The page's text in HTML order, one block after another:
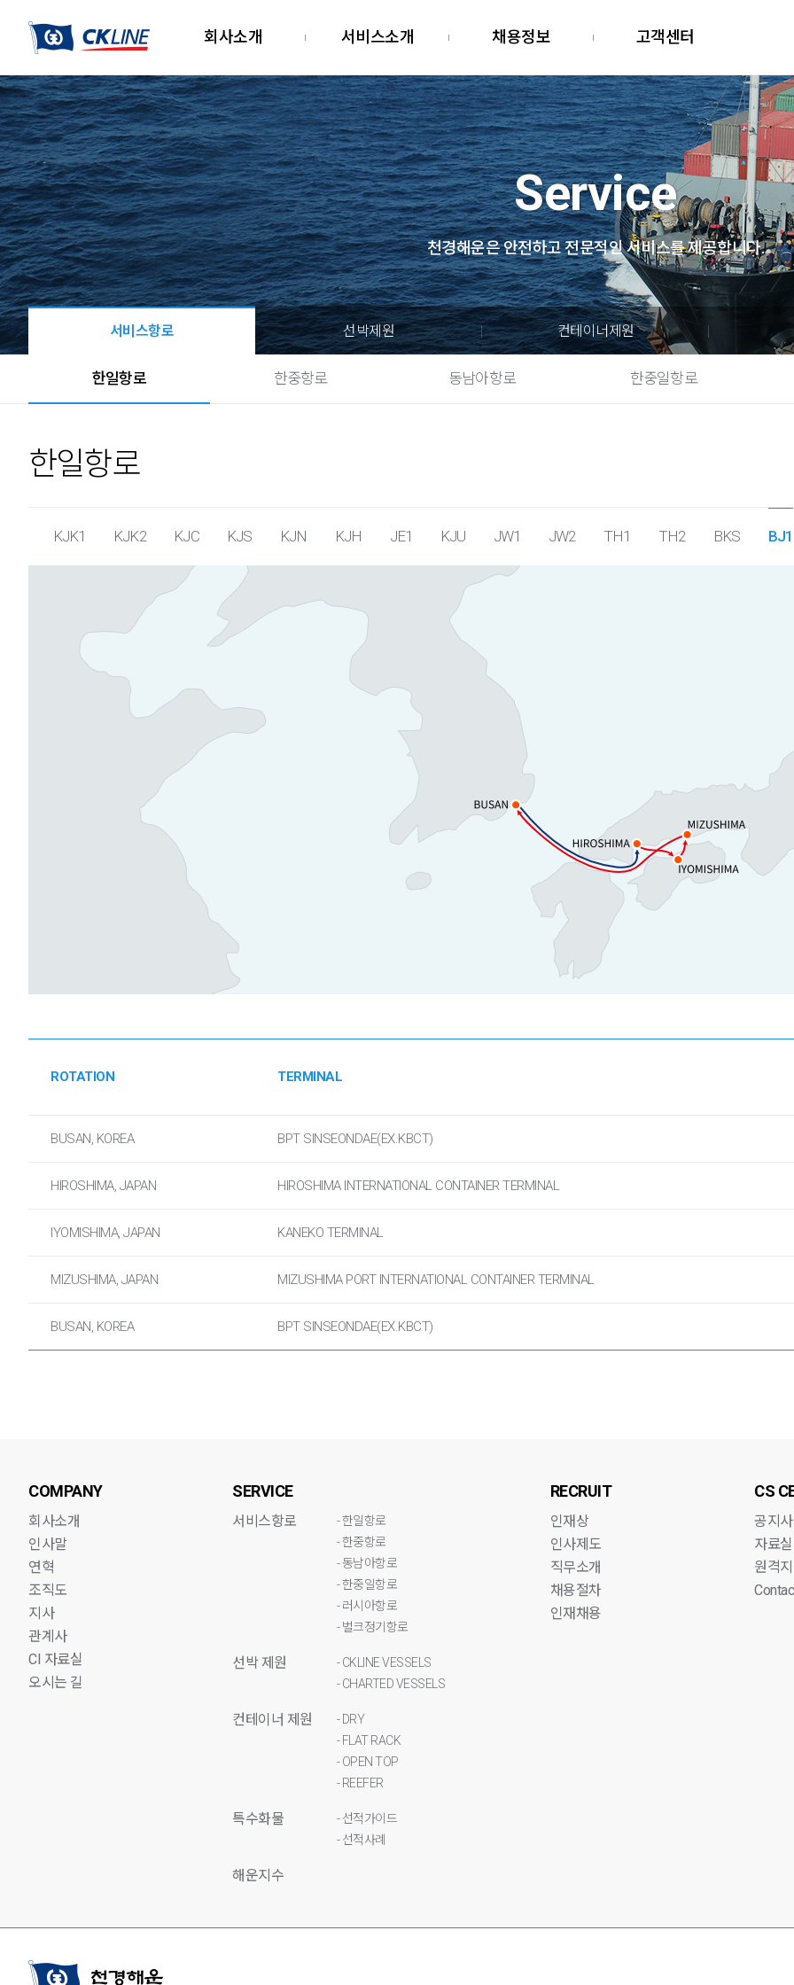
회사소개 서비스소개 채용정보 고객센터
Service
천경해운은 안전하고 전문적인서비스를 제공합니다.
서비스항로 선박제원 컨테이너제원
한일항로 한중항로 동남아항로 한중일항로
한일항로
KJK1 KJK2 KJC KJS KJN KJH JE1 KJU JW1 JW2 TH1 TH2 BKS BJ1
ROTATION TERMINAL
BUSAN, KOREA BPT SINSEONDAE(EX.KBCT)
HIROSHIMA, JAPAN HIROSHIMA INTERNATIONAL CONTAINER TERMINAL
IYOMISHIMA, JAPAN KANEKO TERMINAL
MIZUSHIMA, JAPAN MIZUSHIMA PORT INTERNATIONAL CONTAINER TERMINAL
BUSAN, KOREA BPT SINSEONDAE(EX.KBCT)
COMPANY
회사소개
인사말
연혁
조직도
지사
관계사
CI 자료실
오시는 길
SERVICE
서비스항로
- 한일항로
- 한중항로
- 동남아항로
- 한중일항로
- 러시아항로
- 벌크정기항로
선박 제원
- CKLINE VESSELS
- CHARTED VESSELS
컨테이너 제원
- DRY
- FLAT RACK
- OPEN TOP
- REEFER
특수화물
- 선적가이드
- 선적사례
해운지수
RECRUIT
인재상
인사제도
직무소개
채용절차
인재채용
CS
공지
자료실
원격